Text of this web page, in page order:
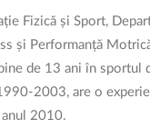
Fizică și Sport,
și Performanță
de 13 ani în sportul
2003, are o
2010.